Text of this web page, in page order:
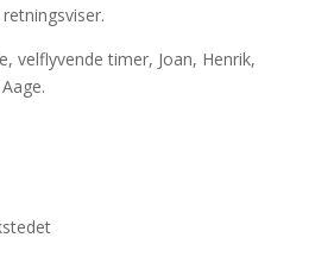
velflyvende timer, Joan, Henrik,